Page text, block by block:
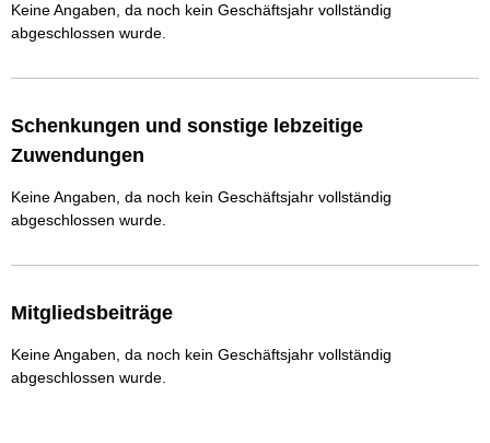
Keine Angaben, da noch kein Geschäftsjahr vollständig
abgeschlossen wurde.
Schenkungen und sonstige lebzeitige
Zuwendungen
Keine Angaben, da noch kein Geschäftsjahr vollständig
abgeschlossen wurde.
Mitgliedsbeiträge
Keine Angaben, da noch kein Geschäftsjahr vollständig
abgeschlossen wurde.